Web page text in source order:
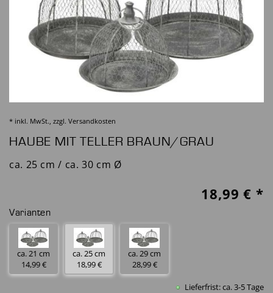
* inkl. MwSt., zzgl. Versandkosten
HAUBE MIT TELLER BRAUN/GRAU
ca. 25 cm / ca. 30 cm Ø
18,99 € *
Varianten
ca. 21 cm
14,99 €
ca. 25 cm
18,99 €
ca. 29 cm
28,99 €
Lieferfrist: ca. 3-5 Tage